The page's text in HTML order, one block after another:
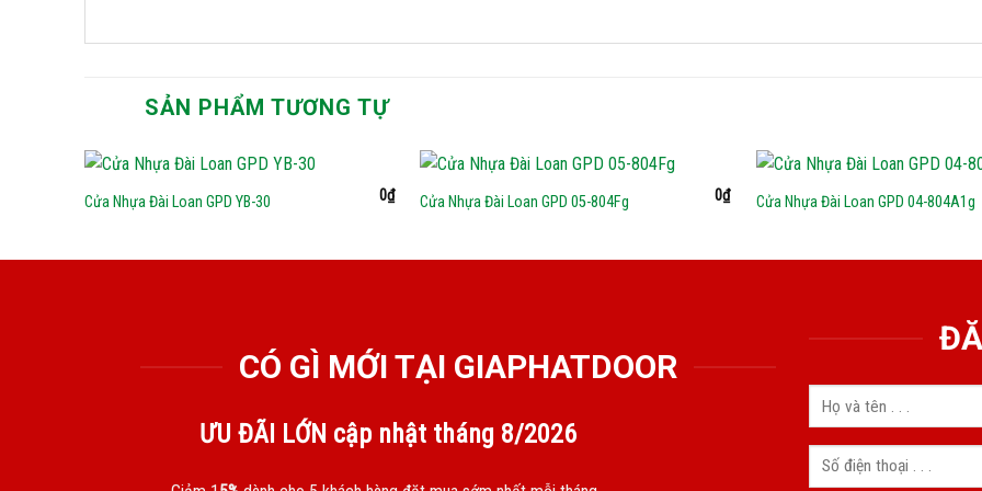
SẢN PHẨM TƯƠNG TỰ
Cửa Nhựa Đài Loan GPD YB-30 0₫ Cửa Nhựa Đài Loan GPD 05-804Fg 0₫ Cửa Nhựa Đài Loan GPD 04-804A1g
CÓ GÌ MỚI TẠI GIAPHATDOOR
ƯU ĐÃI LỚN cập nhật tháng 8/2026